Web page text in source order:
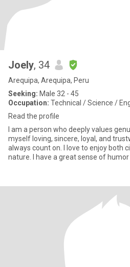
Joely, 34
Arequipa, Arequipa, Peru
Seeking: Male 32 - 45
Occupation: Technical / Science /
Read the profile
I am a person who deeply values
myself loving, sincere, loyal, and
always count on. I love to enjoy both
nature. I have a great sense of humor